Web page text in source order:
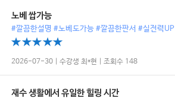
노베 쌉가능
#깔끔한설명 #노베도가능 #깔끔한판서 #실전력UP
2026-07-30 | 수강생 최*현 | 조회수 148
재수 생활에서 유일한 힐링 시간